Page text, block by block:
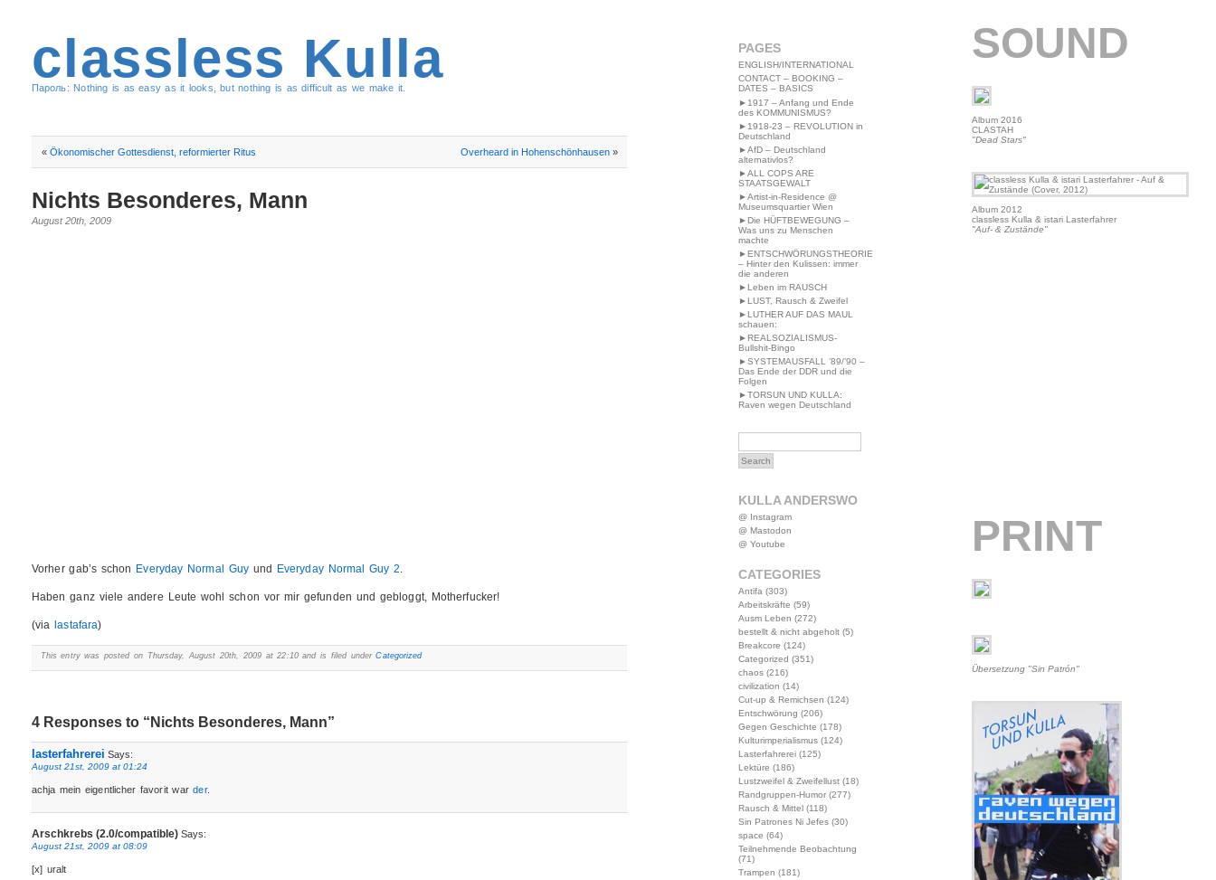
classless Kulla
Пароль: Nothing is as easy as it looks, but nothing is as difficult as we make it.
« Ökonomischer Gottesdienst, reformierter Ritus Overheard in Hohenschönhausen»
Nichts Besonderes, Mann
August 20th, 2009
Vorher gab’s schon Everyday Normal Guyund Everyday Normal Guy 2.
Haben ganz viele andere Leute wohl schon vor mir gefunden und gebloggt, Motherfucker!
(via lastafara)
This entry was posted on Thursday, August 20th, 2009 at 22:10 and is filed underCategorized
4 Responses to “Nichts Besonderes, Mann”
lasterfahrerei Says:
August 21st, 2009 at 01:24
achja mein eigentlicher favorit warder.
Arschkrebs (2.0/compatible)Says:
August 21st, 2009 at 08:09
[x] uralt
PAGES
ENGLISH/INTERNATIONAL
CONTACT – BOOKING –
DATES – BASICS
►1917 – Anfang und Ende
des KOMMUNISMUS?
►1918-23 – REVOLUTION in
Deutschland
►AfD – Deutschland
alternativlos?
►ALL COPS ARE
STAATSGEWALT
►Artist-in-Residence @
Museumsquartier Wien
►Die HÜFTBEWEGUNG –
Was uns zu Menschen
machte
►ENTSCHWÖRUNGSTHEORIE
– Hinter den Kulissen: immer
die anderen
►Leben im RAUSCH
►LUST, Rausch & Zweifel
►LUTHER AUF DAS MAUL
schauen:
►REALSOZIALISMUS-
Bullshit-Bingo
►SYSTEMAUSFALL ’89/’90 –
Das Ende der DDR und die
Folgen
►TORSUN UND KULLA:
Raven wegen Deutschland
KULLA ANDERSWO
@ Instagram
@ Mastodon
@ Youtube
CATEGORIES
Antifa (303)
Arbeitskräfte (59)
Ausm Leben (272)
bestellt & nicht abgeholt(5)
Breakcore (124)
Categorized (351)
chaos(216)
civilization (14)
Cut-up & Remichsen (124)
Entschwörung (206)
Gegen Geschichte (178)
Kulturimperialismus(124)
Lasterfahrerei(125)
Lektüre (186)
Lustzweifel & Zweifellust(18)
Randgruppen-Humor(277)
Rausch & Mittel(118)
Sin Patrones Ni Jefes(30)
space (64)
Teilnehmende Beobachtung
(71)
Trampen (181)
SOUND
Album 2016
CLASTAH
"Dead Stars"
Album 2012
classless Kulla & istari Lasterfahrer
"Auf- & Zustände"
PRINT
Übersetzung "Sin Patrón"